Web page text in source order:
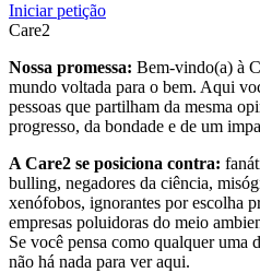
Iniciar petição
Care2
Nossa promessa: Bem-vindo(a) à
mundo voltada para o bem. Aqui
pessoas que partilham da mesma
progresso, da bondade e de um
A Care2 se posiciona contra:
bulling, negadores da ciência,
xenófobos, ignorantes por escolha
empresas poluidoras do meio
Se você pensa como qualquer uma
não há nada para ver aqui.